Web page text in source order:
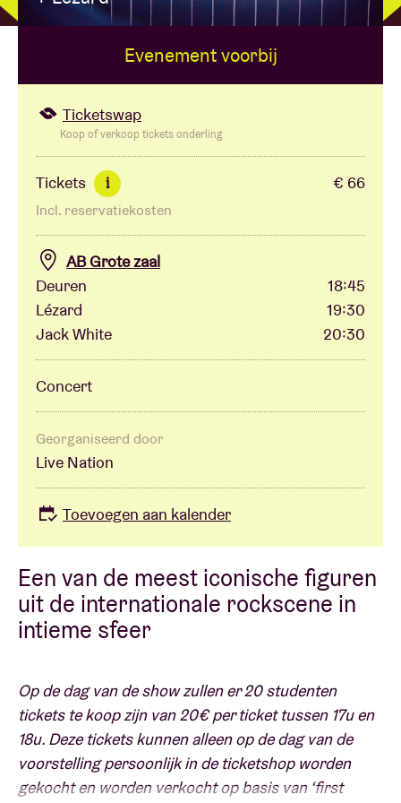
BRDCST
Concertcheque
Over AB
Contact
Een van de meest iconische figuren
uit de internationale rockscene in
intieme sfeer
Op de dag van de show zullen er 20 studenten
tickets te koop zijn van 20€ per ticket tussen 17u en
18u. Deze tickets kunnen alleen op de dag van de
voorstelling persoonlijk in de ticketshop worden
gekocht en worden verkocht op basis van ‘first
Evenement voorbij
Ticketswap
Koop of verkoop tickets onderling
Tickets i € 66
Incl. reservatiekosten
AB Grote zaal
Deuren
18:45
Lézard
19:30
Jack White
20:30
Concert
Georganiseerd door
Live Nation
Toevoegen aan kalender